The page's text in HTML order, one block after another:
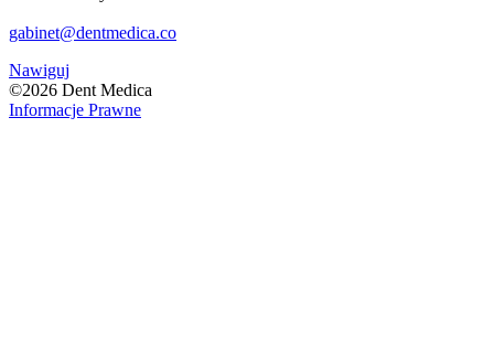
gabinet@dentmedica.co
Nawiguj
©2026 Dent Medica
Informacje Prawne